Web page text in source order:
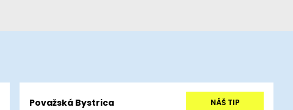
Považská Bystrica NÁŠ TIP